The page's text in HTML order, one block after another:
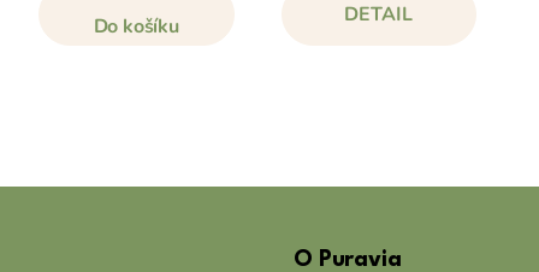
Do košíku DETAIL
O Puravia